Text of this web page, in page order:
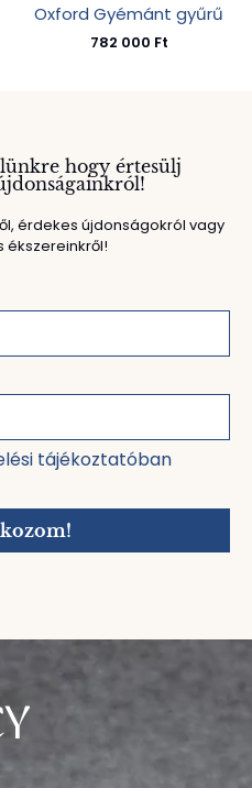
Oxford Gyémánt gyűrű
782 000 Ft
hogy értesülj
érdekes újdonságokról vagy
ékszereinkről!
tájékoztatóban